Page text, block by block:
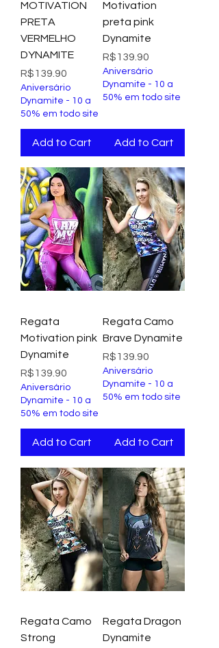
MOTIVATION
PRETA
VERMELHO
DYNAMITE
Price
R$139.90
Aniversário
Dynamite - 10 a
50% em todo site
Add to Cart
Motivation
preta pink
Dynamite
Price
R$139.90
Aniversário
Dynamite - 10 a
50% em todo site
Add to Cart
Regata
Motivation pink
Dynamite
Price
R$139.90
Aniversário
Dynamite - 10 a
50% em todo site
Add to Cart
Regata Camo
Brave Dynamite
Price
R$139.90
Aniversário
Dynamite - 10 a
50% em todo site
Add to Cart
Regata Camo
Strong
Regata Dragon
Dynamite